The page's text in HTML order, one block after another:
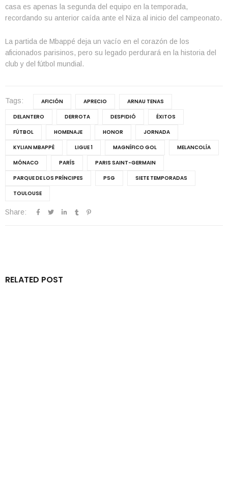
casa es apenas la segunda del equipo en la temporada,
recordando su anterior caída ante el Niza al inicio del campeonato.
La partida de Mbappé deja un vacío en el corazón de los
aficionados parisinos, pero su legado perdurará en la historia del
club y del fútbol mundial.
Tags: AFICIÓN APRECIO
ARNAU TENAS
DELANTERO
DERROTA DESPIDIÓ
ÉXITOS
FÚTBOL
HOMENAJE HONOR
JORNADA
KYLIAN MBAPPÉ
LIGUE 1 MAGNÍFICO GOL
MELANCOLÍA
MÓNACO
PARÍS
PARIS SAINT-GERMAIN
PARQUE DE LOS PRÍNCIPES
PSG
SIETE TEMPORADAS
TOULOUSE
Share:
RELATED POST